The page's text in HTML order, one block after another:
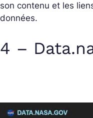
son contenu et les
données.
4 –